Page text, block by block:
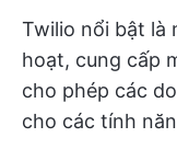
Twilio nổi bật là
hoạt, cung cấp
cho phép các
cho các tính